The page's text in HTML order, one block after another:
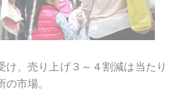
け、売り上げ３～４割減は当たり
市場。